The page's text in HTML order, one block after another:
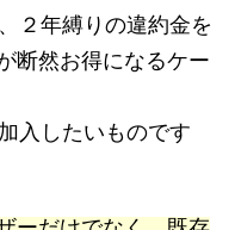
２年縛りの違約金を
断然お得になるケー
入したいものです